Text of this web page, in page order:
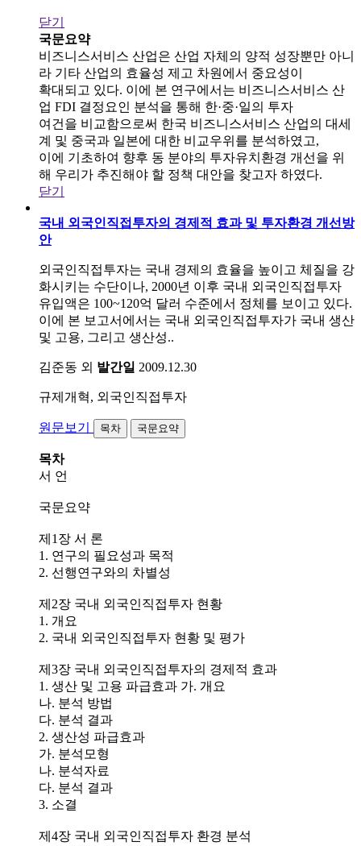
닫기
국문요약
비즈니스서비스 산업은 산업 자체의 양적 성장뿐만 아니
라 기타 산업의 효율성 제고 차원에서 중요성이
확대되고 있다. 이에 본 연구에서는 비즈니스서비스 산
업 FDI 결정요인 분석을 통해 한·중·일의 투자
여건을 비교함으로써 한국 비즈니스서비스 산업의 대세
계 및 중국과 일본에 대한 비교우위를 분석하였고,
이에 기초하여 향후 동 분야의 투자유치환경 개선을 위
해 우리가 추진해야 할 정책 대안을 찾고자 하였다.
닫기
국내 외국인직접투자의 경제적 효과 및 투자환경 개선방
안
외국인직접투자는 국내 경제의 효율을 높이고 체질을 강
화시키는 수단이나, 2000년 이후 국내 외국인직접투자
유입액은 100~120억 달러 수준에서 정체를 보이고 있다.
이에 본 보고서에서는 국내 외국인직접투자가 국내 생산
및 고용, 그리고 생산성..
김준동 외 발간일 2009.12.30
규제개혁, 외국인직접투자
원문보기 목차 국문요약
목차
서 언
국문요약
제1장 서 론
1. 연구의 필요성과 목적
2. 선행연구와의 차별성
제2장 국내 외국인직접투자 현황
1. 개요
2. 국내 외국인직접투자 현황 및 평가
제3장 국내 외국인직접투자의 경제적 효과
1. 생산 및 고용 파급효과 가. 개요
나. 분석 방법
다. 분석 결과
2. 생산성 파급효과
가. 분석모형
나. 분석자료
다. 분석 결과
3. 소결
제4장 국내 외국인직접투자 환경 분석